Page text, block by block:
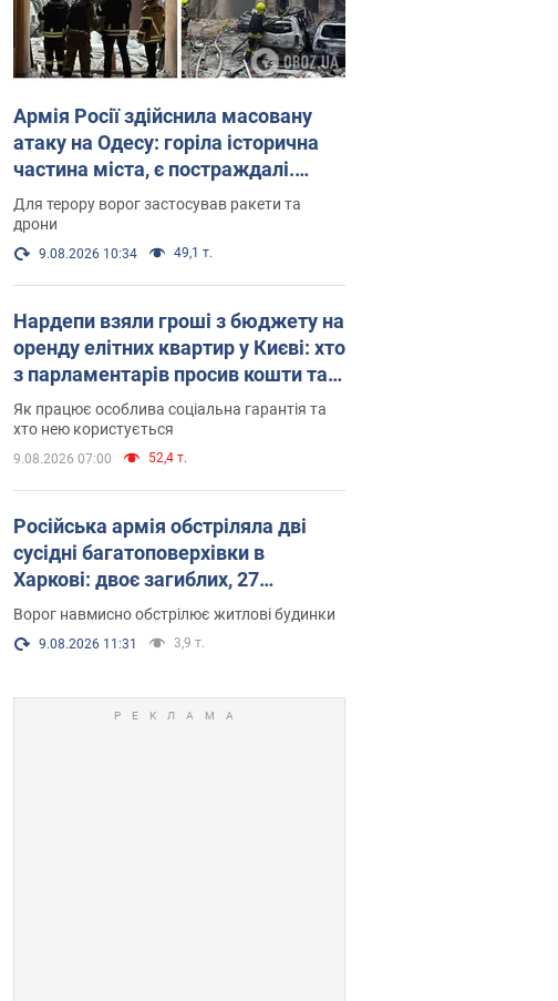
Армія Росії здійснила масовану
атаку на Одесу: горіла історична
частина міста, є постраждалі.
Фото та відео
Для терору ворог застосував ракети та
дрони
9.08.2026 10:34 49,1 т.
Нардепи взяли гроші з бюджету на
оренду елітних квартир у Києві: хто
з парламентарів просив кошти та
де поселився
Як працює особлива соціальна гарантія та
хто нею користується
9.08.2026 07:00 52,4 т.
Російська армія обстріляла дві
сусідні багатоповерхівки в
Харкові: двоє загиблих, 27
постраждалих
Ворог навмисно обстрілює житлові будинки
9.08.2026 11:31 3,9 т.